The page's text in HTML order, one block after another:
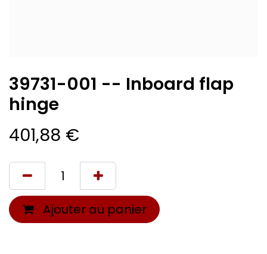
39731-001 -- Inboard flap
hinge
401,88 €
Ajouter au panier